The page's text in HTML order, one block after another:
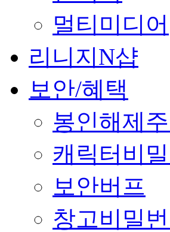
멀티미디어
리니지N샵
보안/혜택
봉인해제
캐릭터비
보안버프
창고비밀